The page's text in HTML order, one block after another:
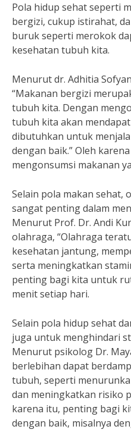
Pola hidup sehat seperti
bergizi, cukup istirahat,
buruk seperti merokok
kesehatan tubuh kita.
Menurut dr. Adhitia
“Makanan bergizi
tubuh kita. Dengan
tubuh kita akan
dibutuhkan untuk
dengan baik.” Oleh
mengonsumsi makanan
Selain pola makan sehat,
sangat penting dalam
Menurut Prof. Dr. Andi
olahraga, “Olahraga
kesehatan jantung,
serta meningkatkan
penting bagi kita untuk
menit setiap hari.
Selain pola hidup sehat
juga untuk menghindari
Menurut psikolog Dr.
berlebihan dapat
tubuh, seperti
dan meningkatkan risiko
karena itu, penting bagi
dengan baik, misalnya